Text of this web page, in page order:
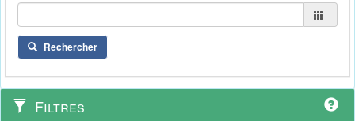
Rechercher
Filtres